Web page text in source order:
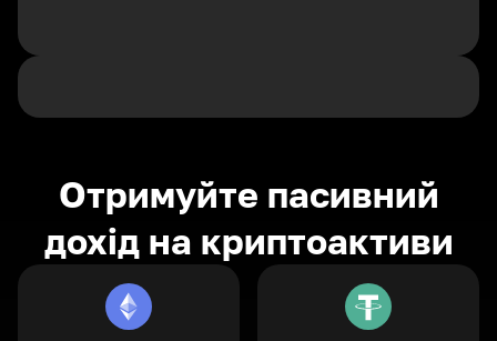
Отримуйте пасивний
дохід на криптоактиви